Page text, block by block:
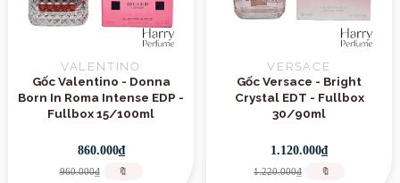
VALENTINO
Gốc Valentino - Donna
Born In Roma Intense EDP -
Fullbox 15/100ml
860.000₫
960.000₫ 🔖
VERSACE
Gốc Versace - Bright
Crystal EDT - Fullbox
30/90ml
1.120.000₫
1.220.000₫ 🔖